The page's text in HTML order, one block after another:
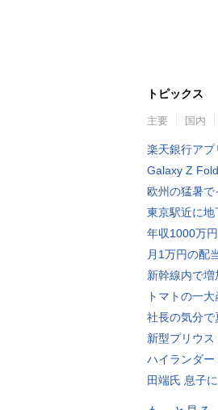
トピックス
主要 国内
楽天銀行アプ
Galaxy Z
欧州の猛暑
東京駅近に
年収1000万
月1万円の配
新幹線内で
トマトの一
社長の気分で
新型プリウ
ハイランダ
田端氏 息子